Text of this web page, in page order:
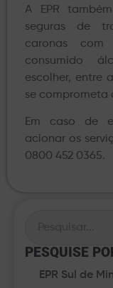
PESQUISE
EPR Sul de
A EPR
seguras de
caronas
consumido
escolher, entre
se comprometa
Em caso de
acionar os
0800 452 0365.